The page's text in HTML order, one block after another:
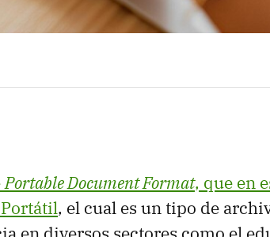
Portable Document Format, que en
, el cual es un tipo de